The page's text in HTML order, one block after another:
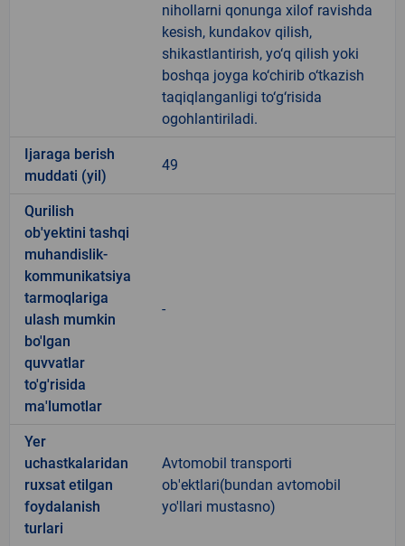
nihollarni qonunga xilof ravishda
kesish, kundakov qilish,
shikastlantirish, yo‘q qilish yoki
boshqa joyga ko‘chirib o‘tkazish
taqiqlanganligi to‘g‘risida
ogohlantiriladi.
Ijaraga berish
muddati (yil)
49
Qurilish
ob'yektini tashqi
muhandislik-
kommunikatsiya
tarmoqlariga
ulash mumkin
bo'lgan
quvvatlar
to'g'risida
ma'lumotlar
-
Yer
uchastkalaridan
ruxsat etilgan
foydalanish
turlari
Avtomobil transporti
ob'ektlari(bundan avtomobil
yo'llari mustasno)